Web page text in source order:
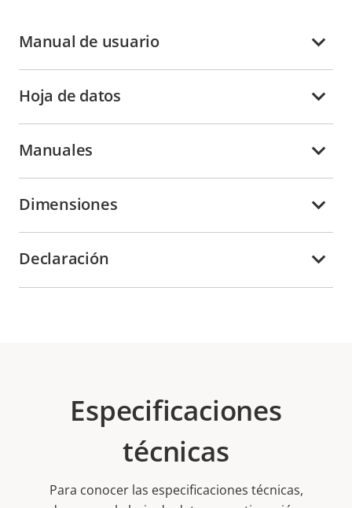
Manual de usuario
Hoja de datos
Manuales
Dimensiones
Declaración
Especificaciones
técnicas
Para conocer las especificaciones técnicas,